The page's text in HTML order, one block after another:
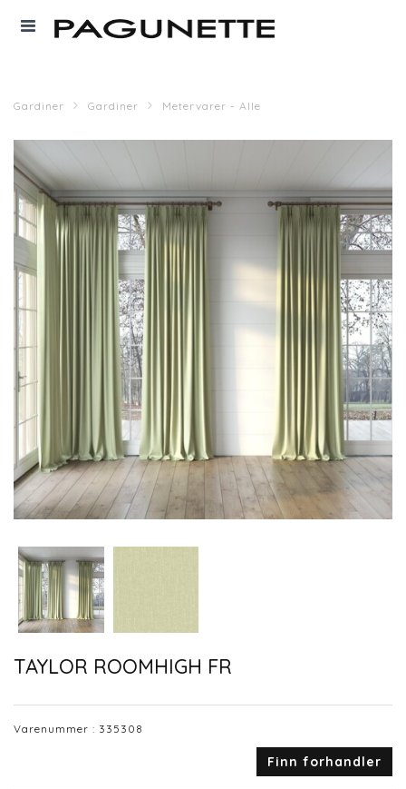
Gardiner Gardiner Metervarer - Alle
TAYLOR ROOMHIGH FR
Varenummer : 335308
Finn forhandler